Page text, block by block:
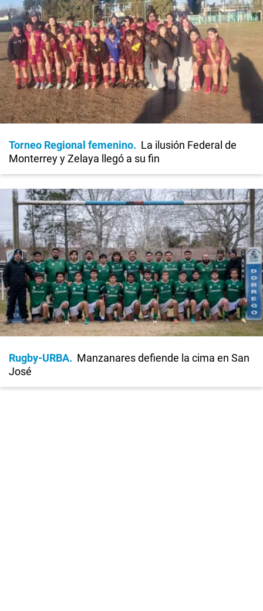
Torneo Regional femenino
La ilusión Federal de
Monterrey y Zelaya llegó a su fin
Rugby-URBA
Manzanares defiende la cima en San
José